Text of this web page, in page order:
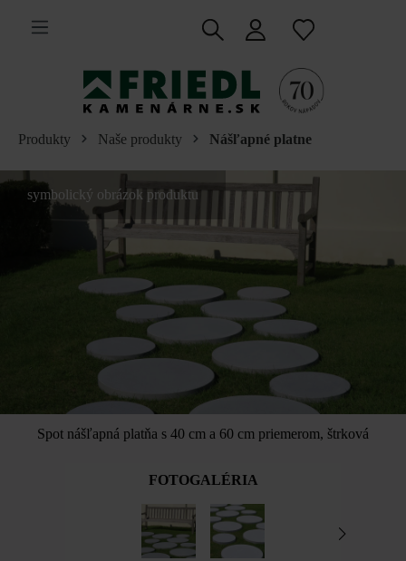
hlavný obsah
Produkty Naše produkty Nášľapné platne
Spot nášľapná platňa s 40 cm a 60 cm priemerom, štrková
symbolický obrázok produktu
FOTOGALÉRIA